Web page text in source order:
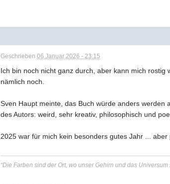
Geschrieben06 Januar 2026 - 23:15
Ich bin noch nicht ganz durch, aber kann mich
nämlich noch.
Sven Haupt meinte, das Buch würde anders
des Autors: weird, sehr kreativ, philosophisch und
2025 war für mich kein besonders gutes Jahr ...
“Die Farben sind der Ort, wo unser Gehirn und das